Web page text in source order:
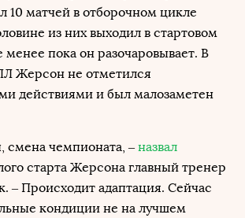
10 матчей в отборочном цикле
из них выходил в стартовом
менее пока он разочаровывает. В
Жерсон не отметился
действиями и был малозаметен
смена чемпионата, – назвал
старта Жерсона главный тренер
– Происходит адаптация. Сейчас
кондиции не на лучшем